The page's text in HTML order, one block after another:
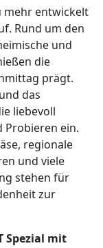
mehr entwickelt
Rund um den
und
die
prägt.
das
liebevoll
Probieren ein.
regionale
und viele
stehen für
zur
Spezial mit